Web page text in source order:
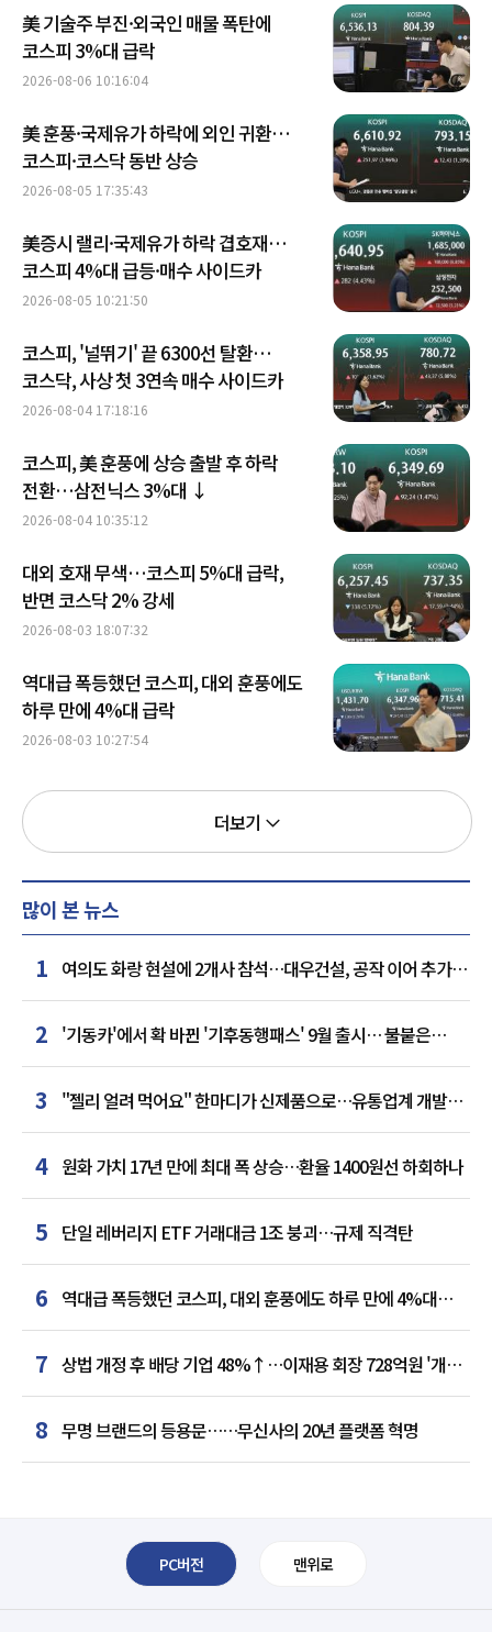
美 기술주 부진·외국인 매물 폭탄에
코스피 3%대 급락
2026-08-06 10:16:04
美 훈풍·국제유가 하락에 외인 귀환…
코스피·코스닥 동반 상승
2026-08-05 17:35:43
美증시 랠리·국제유가 하락 겹호재…
코스피 4%대 급등·매수 사이드카
2026-08-05 10:21:50
코스피, '널뛰기' 끝 6300선 탈환…
코스닥, 사상 첫 3연속 매수 사이드카
2026-08-04 17:18:16
코스피, 美 훈풍에 상승 출발 후 하락
전환…삼전닉스 3%대 ↓
2026-08-04 10:35:12
대외 호재 무색…코스피 5%대 급락,
반면 코스닥 2% 강세
2026-08-03 18:07:32
역대급 폭등했던 코스피, 대외 훈풍에도
하루 만에 4%대 급락
2026-08-03 10:27:54
더보기
많이 본 뉴스
1 여의도 화랑 현설에 2개사 참석…대우건설, 공작 이어 추가
거점 확보하나
2 '기동카'에서 확 바뀐 '기후동행패스' 9월 출시… 불붙은
카드사 경쟁
3
"젤리 얼려 먹어요" 한마디가 신제품으로…유통업계 개발실
된 SNS
4 원화 가치 17년 만에 최대 폭 상승…환율 1400원선 하회하나
5 단일 레버리지 ETF 거래대금 1조 붕괴…규제 직격탄
6 역대급 폭등했던 코스피, 대외 훈풍에도 하루 만에 4%대
급락
7 상법 개정 후 배당 기업 48%↑…이재용 회장 728억원 '개인
최다'
8 무명 브랜드의 등용문……무신사의 20년 플랫폼 혁명
PC버전 맨위로